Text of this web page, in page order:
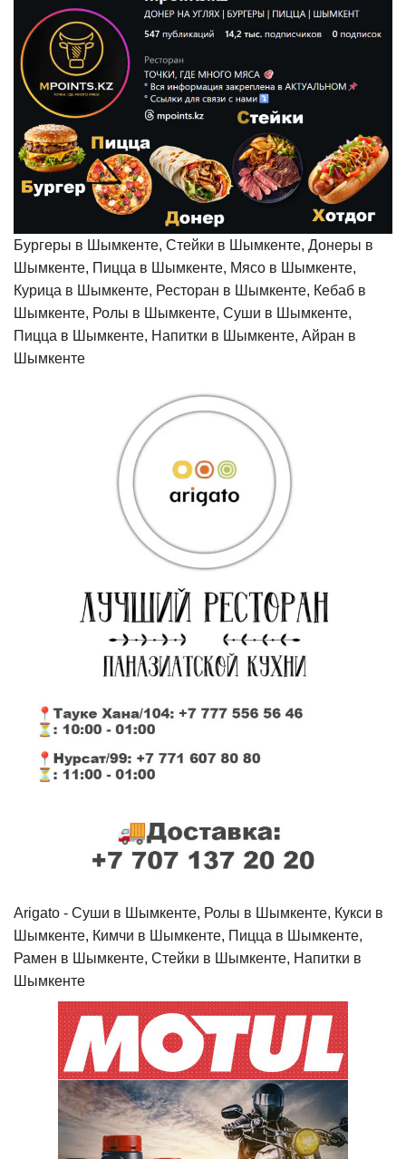
Бургеры в Шымкенте, Стейки в Шымкенте, Донеры в
Шымкенте, Пицца в Шымкенте, Мясо в Шымкенте,
Курица в Шымкенте, Ресторан в Шымкенте, Кебаб в
Шымкенте, Ролы в Шымкенте, Суши в Шымкенте,
Пицца в Шымкенте, Напитки в Шымкенте, Айран в
Шымкенте
Arigato - Cуши в Шымкенте, Ролы в Шымкенте, Кукси в
Шымкенте, Кимчи в Шымкенте, Пицца в Шымкенте,
Рамен в Шымкенте, Стейки в Шымкенте, Напитки в
Шымкенте